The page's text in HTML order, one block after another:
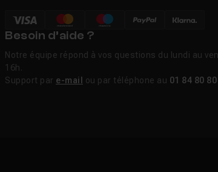
Besoin d’aide ?
Notre équipe répond à vos questions du lundi au
16h.
Support par e-mail ou par téléphone au 01 84 80